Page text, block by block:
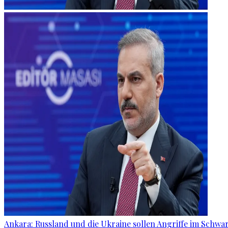
Ankara: Russland und die Ukraine sollen Angriffe im